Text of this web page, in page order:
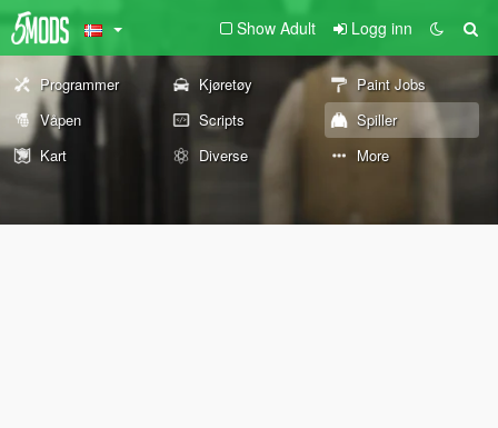
Show Adult Logg inn
Programmer Kjøretøy
Paint Jobs
Våpen
Scripts
Spiller
Kart
Diverse More